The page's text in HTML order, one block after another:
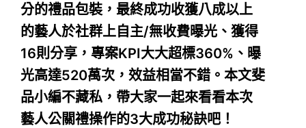
分的禮品包裝，最終成功收獲八成以上
的藝人於社群上自主/無收費曝光、獲得
16則分享，專案KPI大大超標360%、曝
光高達520萬次，效益相當不錯。本文斐
品小編不藏私，帶大家一起來看看本次
藝人公關禮操作的3大成功秘訣吧！